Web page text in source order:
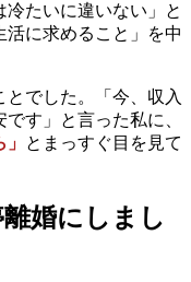
たいに違いない」と
に求めること」を中
でした。「今、収入
す」と言った私に、
とまっすぐ目を見て
婚にしまし